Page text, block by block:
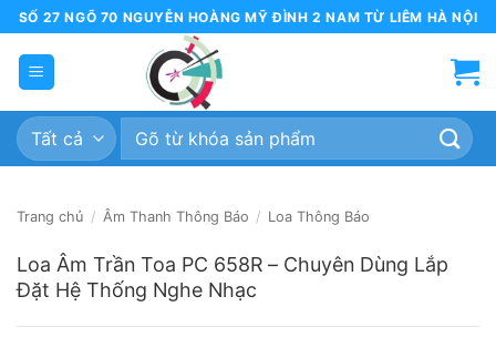
Bỏ
qua
dung
SỐ 27 NGÕ 70 NGUYỄN HOÀNG MỸ ĐÌNH 2 NAM TỪ LIÊM HÀ NỘI
Tìm
Trang chủ / Âm Thanh Thông Báo / Loa Thông Báo
Loa Âm Trần Toa PC 658R – Chuyên Dùng Lắp
Đặt Hệ Thống Nghe Nhạc